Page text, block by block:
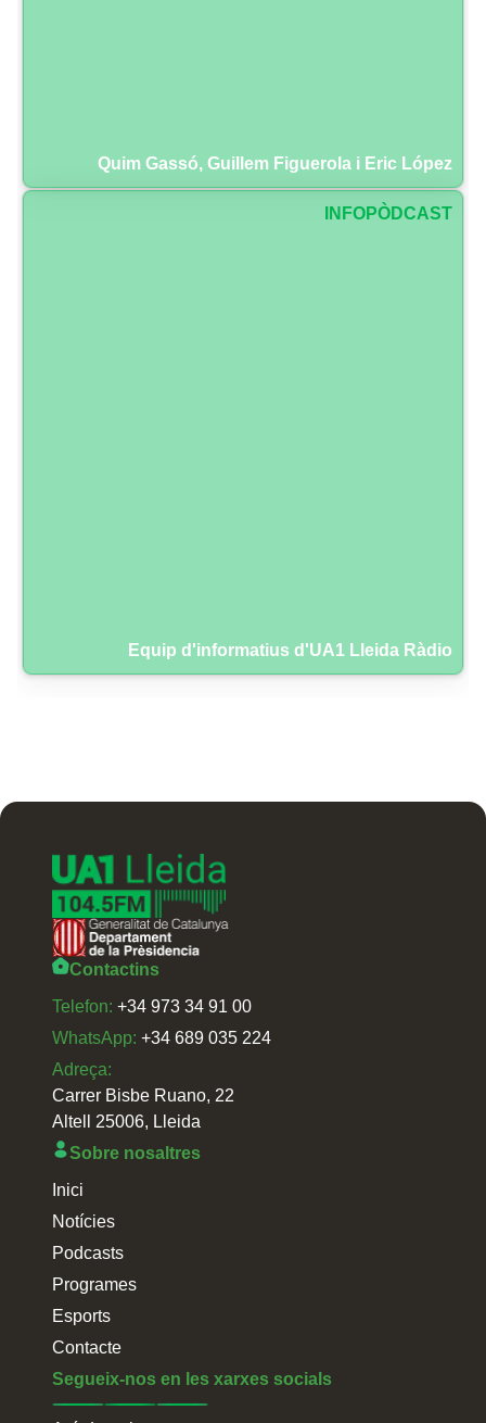
Quim Gassó, Guillem Figuerola i Eric López
INFOPÒDCAST
Equip d'informatius d'UA1 Lleida Ràdio
Contactins
Telefon: +34 973 34 91 00
WhatsApp: +34 689 035 224
Adreça:
Carrer Bisbe Ruano, 22
Altell 25006, Lleida
Sobre nosaltres
Inici
Notícies
Podcasts
Programes
Esports
Contacte
Segueix-nos en les xarxes socials